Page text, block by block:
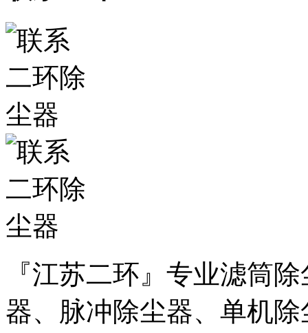
『江苏二环』专业滤筒
器、脉冲除尘器、单机